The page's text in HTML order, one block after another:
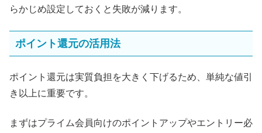
らかじめ設定しておくと失敗が減ります。
ポイント還元の活用法
ポイント還元は実質負担を大きく下げるため、単純な値引
き以上に重要です。
まずはプライム会員向けのポイントアップやエントリー必